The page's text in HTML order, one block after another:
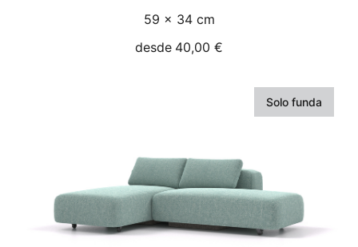
59 × 34 cm
desde 40,00 €
Solo funda